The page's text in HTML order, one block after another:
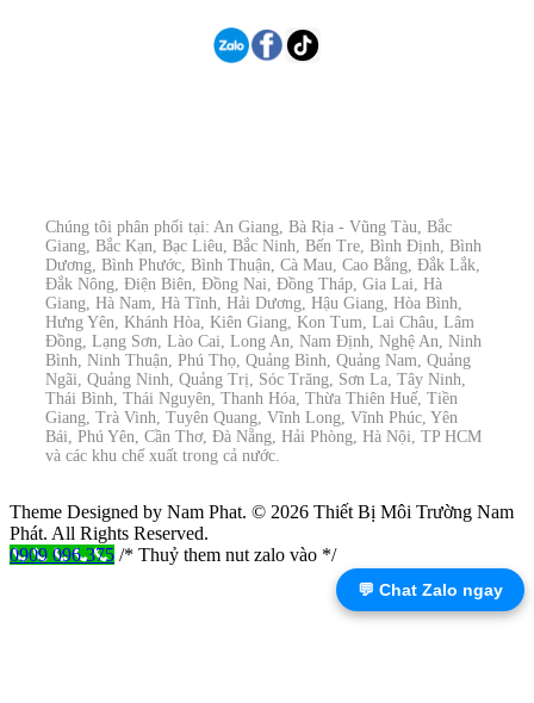
Chúng tôi phân phối tại: An Giang, Bà Rịa - Vũng Tàu, Bắc
Giang, Bắc Kạn, Bạc Liêu, Bắc Ninh, Bến Tre, Bình Định, Bình
Dương, Bình Phước, Bình Thuận, Cà Mau, Cao Bằng, Đắk Lắk,
Đắk Nông, Điện Biên, Đồng Nai, Đồng Tháp, Gia Lai, Hà
Giang, Hà Nam, Hà Tĩnh, Hải Dương, Hậu Giang, Hòa Bình,
Hưng Yên, Khánh Hòa, Kiên Giang, Kon Tum, Lai Châu, Lâm
Đồng, Lạng Sơn, Lào Cai, Long An, Nam Định, Nghệ An, Ninh
Bình, Ninh Thuận, Phú Thọ, Quảng Bình, Quảng Nam, Quảng
Ngãi, Quảng Ninh, Quảng Trị, Sóc Trăng, Sơn La, Tây Ninh,
Thái Bình, Thái Nguyên, Thanh Hóa, Thừa Thiên Huế, Tiền
Giang, Trà Vinh, Tuyên Quang, Vĩnh Long, Vĩnh Phúc, Yên
Bái, Phú Yên, Cần Thơ, Đà Nẵng, Hải Phòng, Hà Nội, TP HCM
và các khu chế xuất trong cả nước.
Theme Designed by Nam Phat. © 2026 Thiết Bị Môi Trường Nam
Phát. All Rights Reserved.
0909 096 375 /* Thuỷ them nut zalo vào */
💬 Chat Zalo ngay